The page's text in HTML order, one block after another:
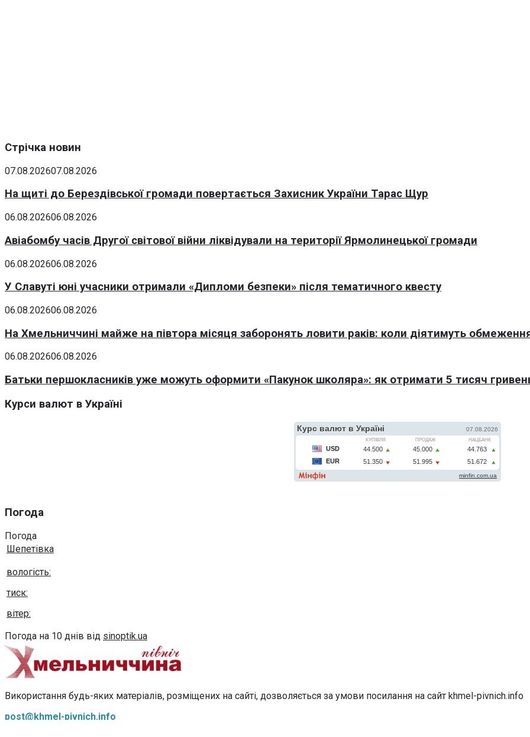
Стрічка новин
07.08.202607.08.2026
На щиті до Берездівської громади повертається Захисник України Тарас Щур
06.08.202606.08.2026
Авіабомбу часів Другої світової війни ліквідували на території Ярмолинецької громади
06.08.202606.08.2026
У Славуті юні учасники отримали «Дипломи безпеки» після тематичного квесту
06.08.202606.08.2026
На Хмельниччині майже на півтора місяця заборонять ловити раків: коли діятимуть
06.08.202606.08.2026
Батьки першокласників уже можуть оформити «Пакунок школяра»: як отримати 5 тисяч
Курси валют в Україні
Погода
Погода
Шепетівка
вологість:
тиск:
вітер:
Погода на 10 днів від sinoptik.ua
Використання будь-яких матеріалів, розміщених на сайті, дозволяється за умови посилання на сайт khmel-pivnich.info
post@khmel-pivnich.info